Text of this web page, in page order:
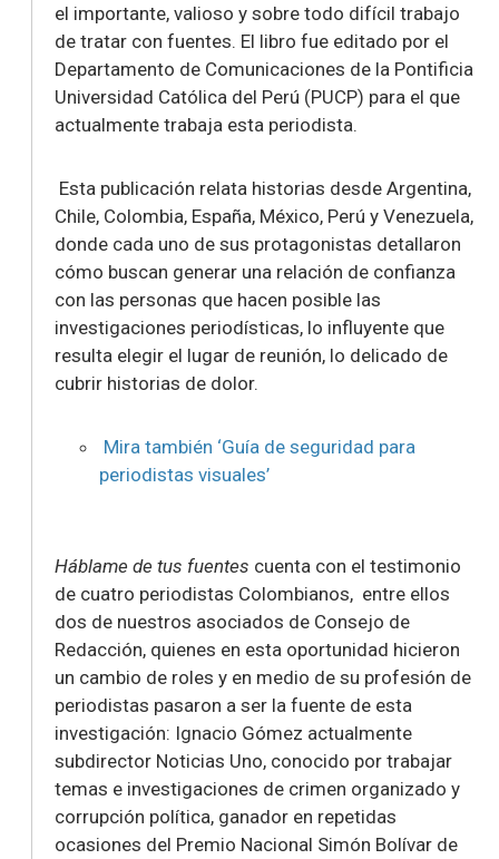
el importante, valioso y sobre todo difícil trabajo
de tratar con fuentes. El libro fue editado por el
Departamento de Comunicaciones de la Pontificia
Universidad Católica del Perú (PUCP) para el que
actualmente trabaja esta periodista.
Esta publicación relata historias desde Argentina,
Chile, Colombia, España, México, Perú y Venezuela,
donde cada uno de sus protagonistas detallaron
cómo buscan generar una relación de confianza
con las personas que hacen posible las
investigaciones periodísticas, lo influyente que
resulta elegir el lugar de reunión, lo delicado de
cubrir historias de dolor.
Mira también ‘Guía de seguridad para
periodistas visuales’
Háblame de tus fuentes cuenta con el testimonio
de cuatro periodistas Colombianos, entre ellos
dos de nuestros asociados de Consejo de
Redacción, quienes en esta oportunidad hicieron
un cambio de roles y en medio de su profesión de
periodistas pasaron a ser la fuente de esta
investigación: Ignacio Gómez actualmente
subdirector Noticias Uno, conocido por trabajar
temas e investigaciones de crimen organizado y
corrupción política, ganador en repetidas
ocasiones del Premio Nacional Simón Bolívar de